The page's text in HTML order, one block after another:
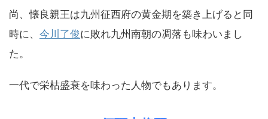
尚、懐良親王は九州征西府の黄金期を築き上げると同
時に、 今川了俊に敗れ九州南朝の凋落も味わいまし
た。
一代で栄枯盛衰を味わった人物でもあります。